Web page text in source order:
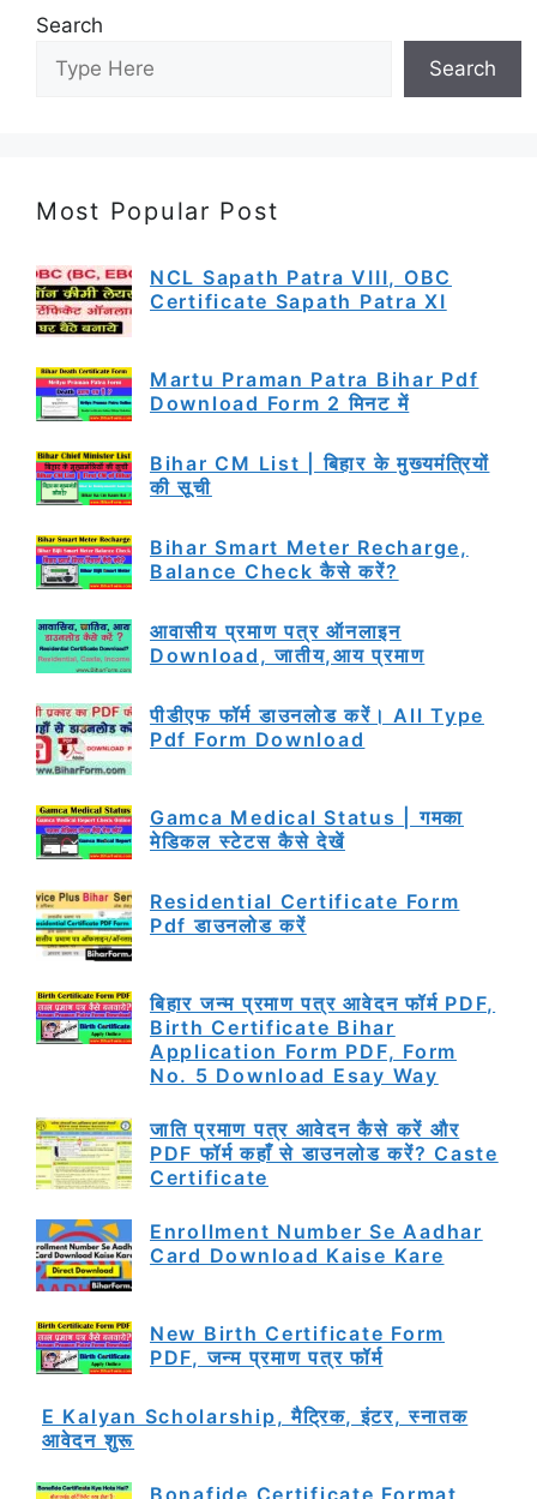
Search
Search
Most Popular Post
NCL Sapath Patra VIII, OBC
Certificate Sapath Patra XI
Martu Praman Patra Bihar Pdf
Download Form 2 मिनट में
Bihar CM List | बिहार के मुख्यमंत्रियों
की सूची
Bihar Smart Meter Recharge,
Balance Check कैसे करें?
आवासीय प्रमाण पत्र ऑनलाइन
Download, जातीय,आय प्रमाण
पीडीएफ फॉर्म डाउनलोड करें। All Type
Pdf Form Download
Gamca Medical Status | गमका
मेडिकल स्टेटस कैसे देखें
Residential Certificate Form
Pdf डाउनलोड करें
बिहार जन्म प्रमाण पत्र आवेदन फॉर्म PDF,
Birth Certificate Bihar
Application Form PDF, Form
No. 5 Download Esay Way
जाति प्रमाण पत्र आवेदन कैसे करें और
PDF फॉर्म कहाँ से डाउनलोड करें? Caste
Certificate
Enrollment Number Se Aadhar
Card Download Kaise Kare
New Birth Certificate Form
PDF, जन्म प्रमाण पत्र फॉर्म
E Kalyan Scholarship, मैट्रिक, इंटर, स्नातक
आवेदन शुरू